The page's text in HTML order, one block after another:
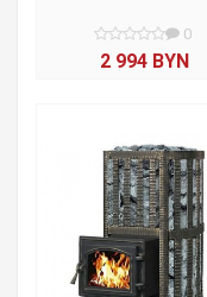
0
2 994 BYN